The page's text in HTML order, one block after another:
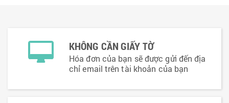
KHÔNG CẦN GIẤY TỜ
Hóa đơn của bạn sẽ được gửi đến địa
chỉ email trên tài khoản của bạn